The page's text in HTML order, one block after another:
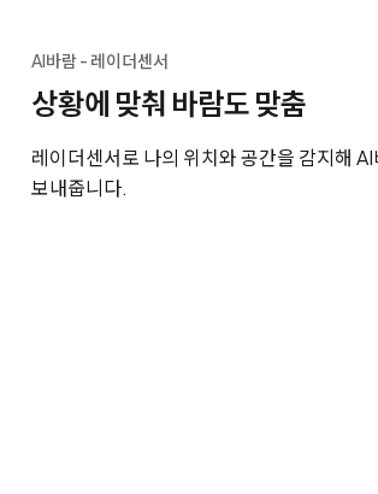
AI바람 - 레이더센서
상황에 맞춰 바람도 맞춤
레이더센서로 나의 위치와 공간을 감지해
보내줍니다.